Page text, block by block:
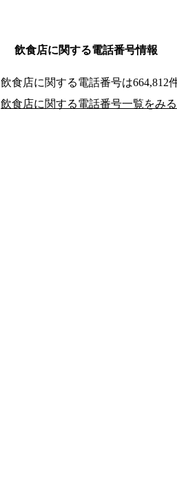
飲食店に関する電話番号情報
飲食店に関する電話番号は664,812
飲食店に関する電話番号一覧をみる